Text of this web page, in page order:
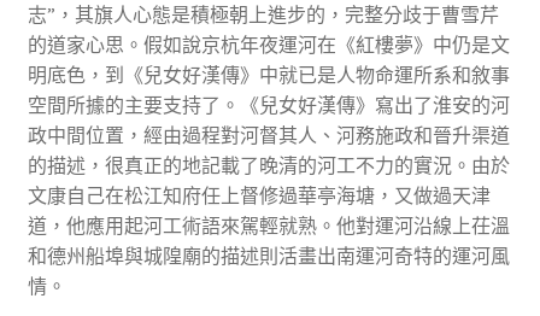
志”，其旗人心態是積極朝上進步的，完整分歧于曹雪芹
的道家心思。假如說京杭年夜運河在《紅樓夢》中仍是文
明底色，到《兒女好漢傳》中就已是人物命運所系和敘事
空間所據的主要支持了。《兒女好漢傳》寫出了淮安的河
政中間位置，經由過程對河督其人、河務施政和晉升渠道
的描述，很真正的地記載了晚清的河工不力的實況。由於
文康自己在松江知府任上督修過華亭海塘，又做過天津
道，他應用起河工術語來駕輕就熟。他對運河沿線上茌溫
和德州船埠與城隍廟的描述則活畫出南運河奇特的運河風
情。